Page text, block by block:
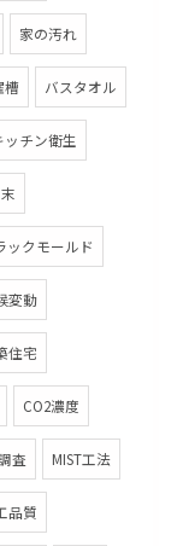
家の汚れ
槽 バスタオル
ッチン衛生
ックモールド
変動
住宅
CO2濃度
査 MIST工法
品質